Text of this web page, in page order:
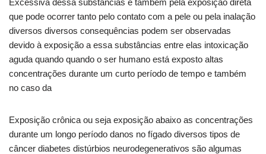
Excessiva dessa substâncias e também pela exposição direta
que pode ocorrer tanto pelo contato com a pele ou pela inalação
diversos diversos consequências podem ser observadas
devido à exposição a essa substâncias entre elas intoxicação
aguda quando quando o ser humano está exposto altas
concentrações durante um curto período de tempo e também
no caso da
Exposição crônica ou seja exposição abaixo as concentrações
durante um longo período danos no fígado diversos tipos de
câncer diabetes distúrbios neurodegenerativos são algumas